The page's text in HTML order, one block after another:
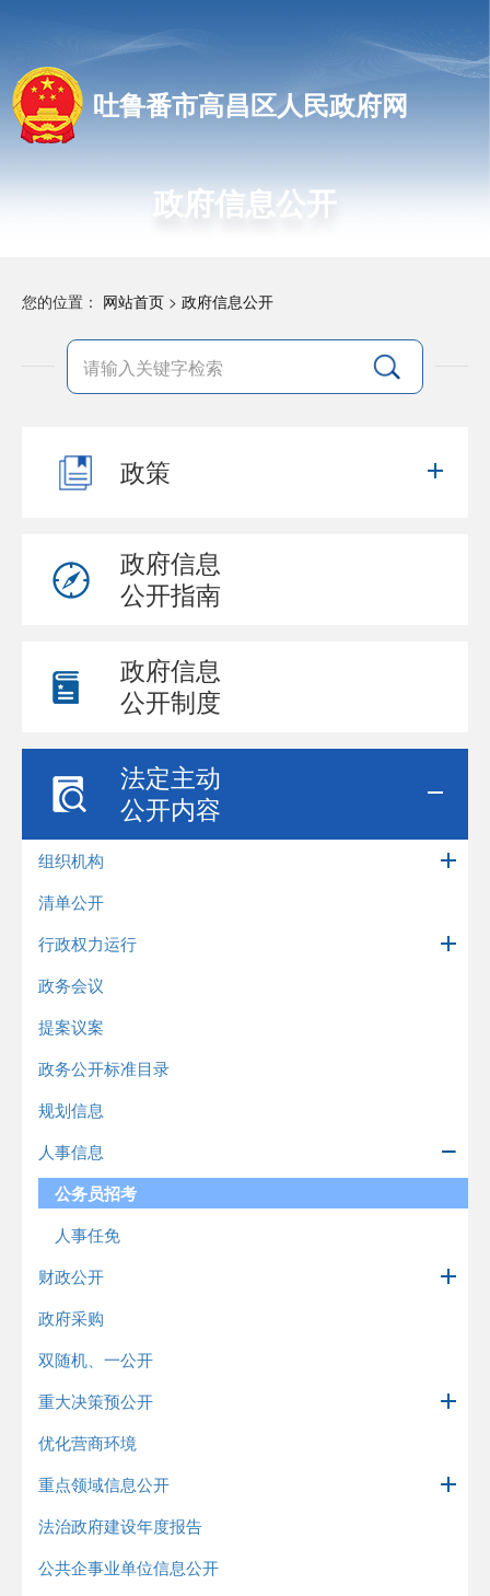
吐鲁番市高昌区人民政府网
政府信息公开
您的位置： 网站首页 > 政府信息公开
政策
政府信息
公开指南
政府信息
公开制度
法定主动
公开内容
组织机构
清单公开
行政权力运行
政务会议
提案议案
政务公开标准目录
规划信息
人事信息
公务员招考
人事任免
财政公开
政府采购
双随机、一公开
重大决策预公开
优化营商环境
重点领域信息公开
法治政府建设年度报告
公共企事业单位信息公开